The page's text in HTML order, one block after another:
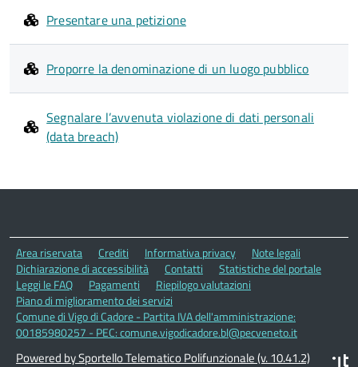
Presentare una petizione
Proporre la denominazione di un luogo pubblico
Segnalare l’avvenuta violazione di dati personali
(data breach)
Area riservata Crediti Informativa privacy
Note legali
Dichiarazione di accessibilità
Contatti
Statistiche del portale
Leggi le FAQ
Pagamenti
Riepilogo valutazioni
Piano di miglioramento dei servizi
Comune di Vigo di Cadore - Partita IVA dell'amministrazione:
00185980257 - PEC: comune.vigodicadore.bl@pecveneto.it
Powered by Sportello Telematico Polifunzionale (v. 10.41.2)